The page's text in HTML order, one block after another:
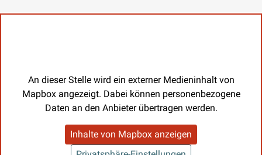
An dieser Stelle wird ein externer Medieninhalt von
Mapbox angezeigt. Dabei können personenbezogene
Daten an den Anbieter übertragen werden.
Inhalte von Mapbox anzeigen